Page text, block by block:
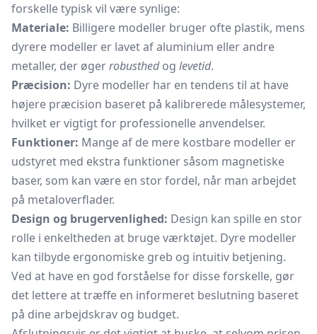
forskelle typisk vil være synlige:
Materiale: Billigere modeller bruger ofte plastik, mens
dyrere modeller er lavet af aluminium eller andre
metaller, der øgerrobusthedog levetid.
Præcision: Dyre modeller har en tendens til at have
højere præcision baseret på kalibrerede målesystemer,
hvilket er vigtigt for professionelle anvendelser.
Funktioner: Mange af de mere kostbare modeller er
udstyret med ekstra funktioner såsom magnetiske
baser, som kan være en stor fordel, når man arbejdet
på metaloverflader.
Design og brugervenlighed: Design kan spille en stor
rolle i enkeltheden at bruge værktøjet. Dyre modeller
kan tilbyde ergonomiske greb og intuitiv betjening.
Ved at have en god forståelse for disse forskelle, gør
det lettere at træffe en informeret beslutning baseret
på dine arbejdskrav og budget.